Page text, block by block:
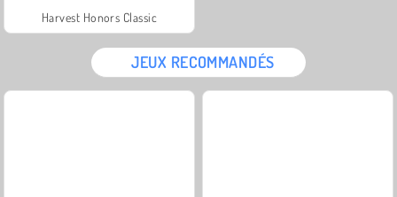
Harvest Honors Classic
JEUX RECOMMANDÉS